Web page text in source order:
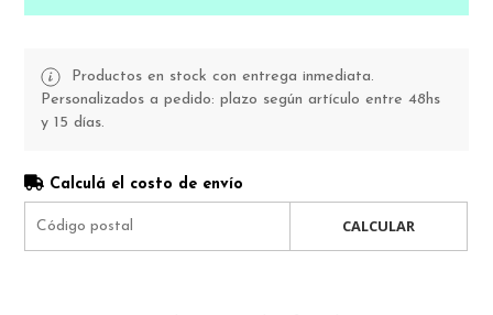
Productos en stock con entrega inmediata.
Personalizados a pedido: plazo según artículo entre 48hs
y 15 días.
Calculá el costo de envío
CALCULAR